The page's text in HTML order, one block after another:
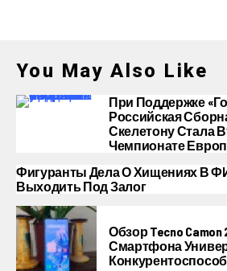
You May Also Like
При Поддержке
Российская
Скелетону Стала
Чемпионате
Фигуранты Дела О Хищениях В
Выходить Под Залог
Обзор Tecno Camon
Смартфона